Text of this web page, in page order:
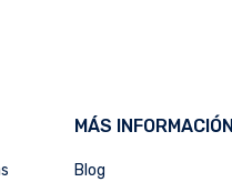
MÁS INFORMACIÓN
Blog